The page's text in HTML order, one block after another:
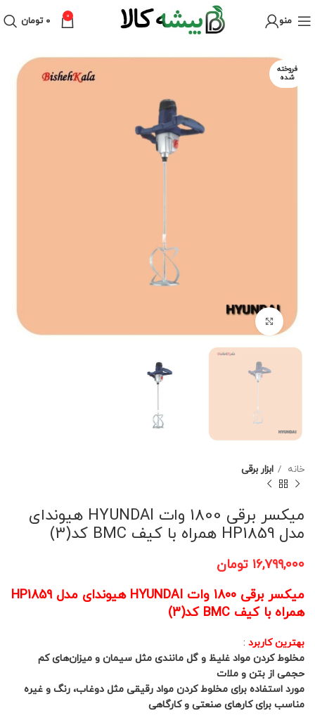
منو 0 ۰ تومان
فروخته
شده
خانه ابزار برقی
میکسر برقی 1800 وات HYUNDAI هیوندای
مدل HP1859 همراه با کیف BMC کد(3)
۱۶,۷۹۹,۰۰۰ تومان
میکسر برقی 1800 وات HYUNDAI هیوندای مدل HP1859
همراه با کیف BMC کد(3)
بهترین کاربرد :
مخلوط کرد‌ن مواد غلیظ و گل مانندی مثل سیمان و میزان‌های کم
حجمی از بتن و ملات
مورد استفاده برای مخلوط کرد‌ن مواد رقیقی مثل دوغاب، رنگ و غیره
مناسب برای کارهای صنعتی و کارگاهی